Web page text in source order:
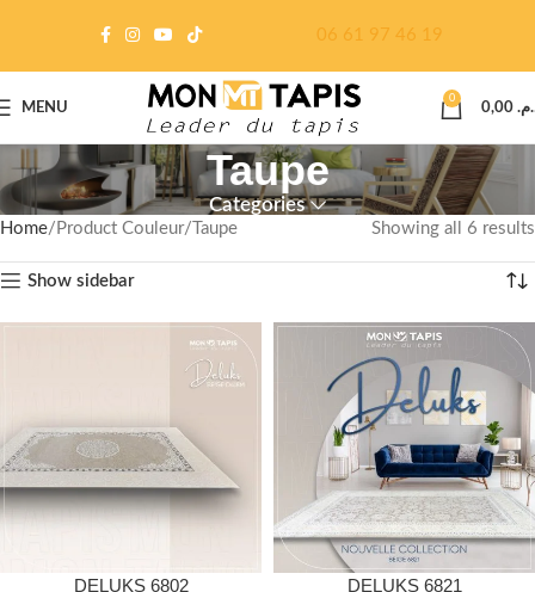
06 61 97 46 19
MENU
0
Taupe
Categories
Home Product Couleur Taupe Showing all 6 results
Show sidebar
DELUKS 6802 DELUKS 6821